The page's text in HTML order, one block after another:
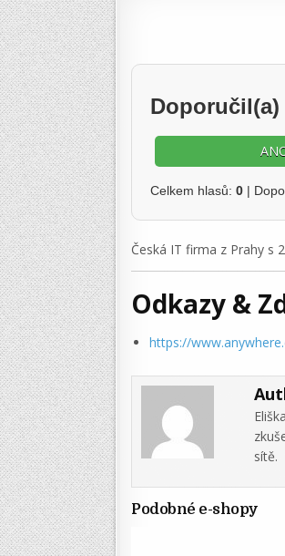
Celkem hlasů: 0 |
Česká IT firma z Prahy s
Odkazy &
https://
sítě.
Podobné e-shopy